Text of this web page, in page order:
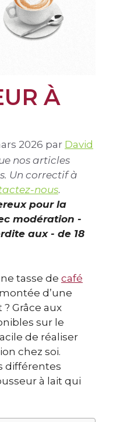
À
2026 par David
nos articles
Un correctif à
nous.
pour la
modération -
aux - de 18
tasse de café
d’une
Grâce aux
sur le
de réaliser
chez soi.
différentes
à lait qui